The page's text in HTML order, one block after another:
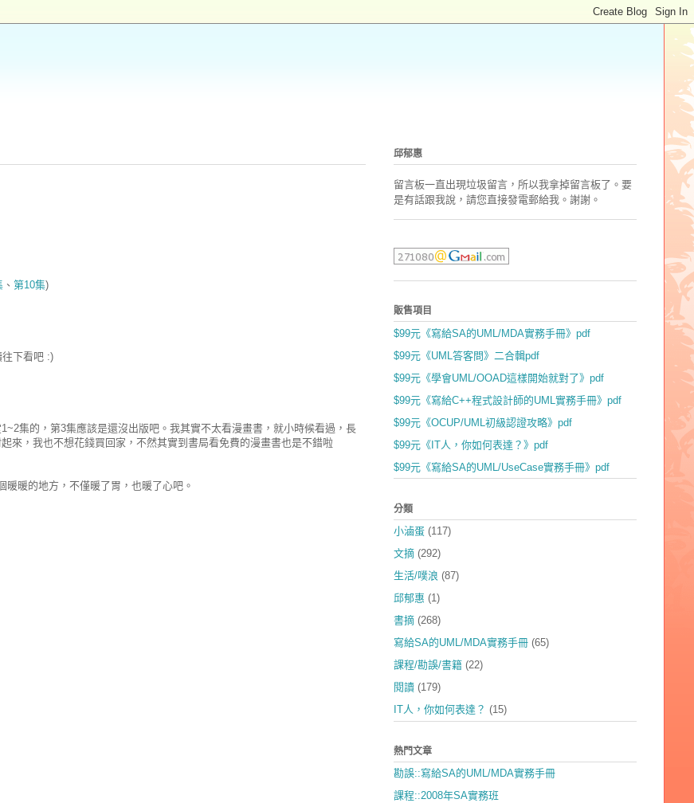
、 第10集)
下看吧 :)
集的，第3集應該是還沒出版吧。我其實不太看漫畫書，就小時候看過，長
來，我也不想花錢買回家，不然其實到書局看免費的漫畫書也是不錯啦
暖的地方，不僅暖了胃，也暖了心吧。
邱郁惠
留言板一直出現垃圾留言，所以我拿掉留言板了。要
是有話跟我說，請您直接發電郵給我。謝謝。
販售項目
$99元《寫給SA的UML/MDA實務手冊》pdf
$99元《UML答客問》二合輯pdf
$99元《學會UML/OOAD這樣開始就對了》pdf
$99元《寫給C++程式設計師的UML實務手冊》pdf
$99元《OCUP/UML初級認證攻略》pdf
$99元《IT人，你如何表達？》pdf
$99元《寫給SA的UML/UseCase實務手冊》pdf
分類
小滷蛋 (117)
文摘 (292)
生活/噗浪 (87)
邱郁惠 (1)
書摘 (268)
寫給SA的UML/MDA實務手冊 (65)
課程/勘誤/書籍 (22)
閱讀 (179)
IT人，你如何表達？ (15)
熱門文章
勘誤::寫給SA的UML/MDA實務手冊
課程::2008年SA實務班